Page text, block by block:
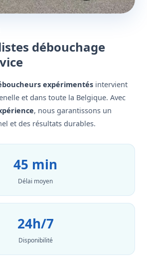
débouchage
expérimentés intervient
et dans toute la Belgique. Avec
, nous garantissons un
et des résultats durables.
45 min
Délai moyen
24h/7
Disponibilité